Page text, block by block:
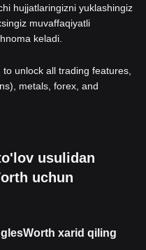
hujjatlaringizni yuklashingiz
muvaffaqiyatli
keladi.
unlock all trading features,
metals, forex, and
usulidan
uchun
xarid qiling